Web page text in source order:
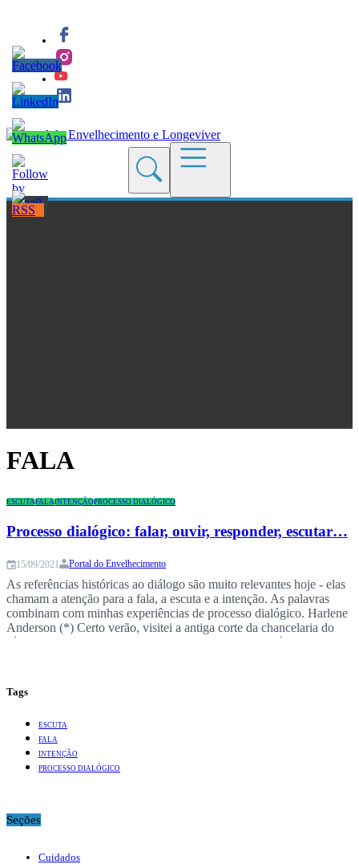
FALA
ESCUTAFALAINTENÇÃOPROCESSO DIALÓGICO
Processo dialógico: falar, ouvir, responder, escutar…
15/09/2021 Portal do Envelhecimento
As referências históricas ao diálogo são muito relevantes hoje - elas
chamam a atenção para a fala, a escuta e a intenção. As palavras
combinam com minhas experiências de processo dialógico. Harlene
Anderson (*) Certo verão, visitei a antiga corte da chancelaria do
século 12 na pequena cidade italiana de Lucignano, Itália. A
Tags
ESCUTA
FALA
INTENÇÃO
PROCESSO DIALÓGICO
Seções
Cuidados